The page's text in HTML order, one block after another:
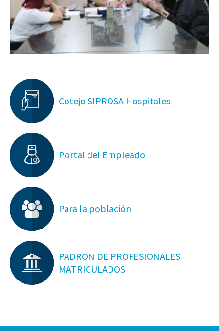
Cotejo SIPROSA Hospitales
Portal del Empleado
Para la población
PADRON DE PROFESIONALES
MATRICULADOS